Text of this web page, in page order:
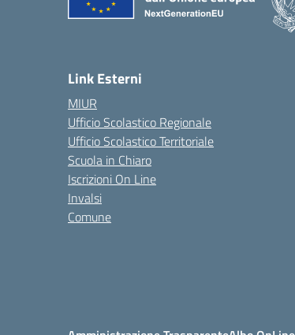
Link Esterni
MIUR
Ufficio Scolastico Regionale
Ufficio Scolastico Territoriale
Scuola in Chiaro
Iscrizioni On Line
Invalsi
Comune